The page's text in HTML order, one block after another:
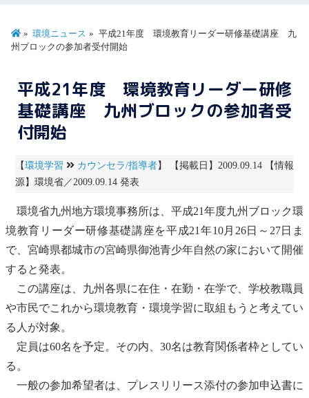
環境ニュース
平成21年度 環境教育リーダー研修基礎講座 九
州ブロックの参加者受付開始
平成21年度 環境教育リーダー研修
基礎講座 九州ブロックの参加者受
付開始
【環境学習 カウンセラ/指導者】 【掲載日】2009.09.14 【情報
源】環境省／2009.09.14 発表
環境省九州地方環境事務所は、平成21年度九州ブロック環
境教育リーダー研修基礎講座を平成21年10月26日～27日ま
で、宮崎県都城市の宮崎県御池青少年自然の家において開催
すると発表。
この講座は、九州各県に在住・在勤・在学で、学校教職員
や市民でこれから環境教育・環境学習に取組もうと考えてい
る人が対象。
定員は60名を予定。その内、30名は教育関係者枠としてい
る。
一般の参加希望者は、プレスリリース添付の参加申込書に